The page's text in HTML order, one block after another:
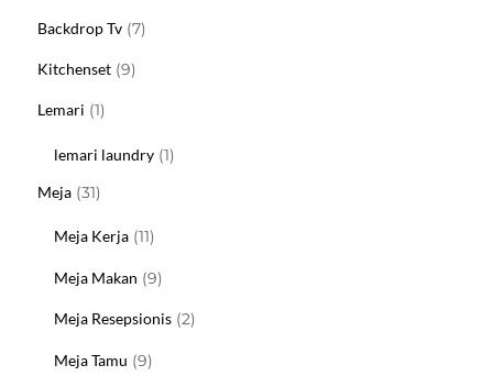
Backdrop Tv 77
Kitchenset 99
Lemari 11
lemari laundry 11
Meja 3131
Meja Kerja 1111
Meja Makan 99
Meja Resepsionis 22
Meja Tamu 99